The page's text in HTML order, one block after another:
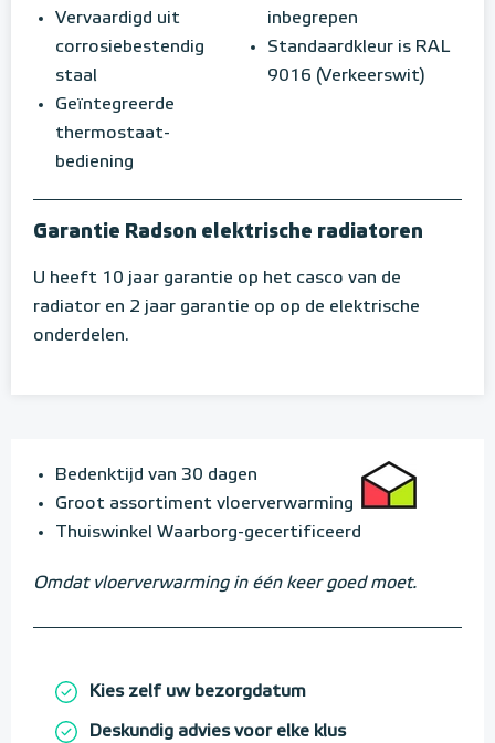
Vervaardigd uit
corrosiebestendig
staal
Geïntegreerde
thermostaat-
bediening
inbegrepen
Standaardkleur is RAL
9016 (Verkeerswit)
Garantie Radson elektrische radiatoren
U heeft 10 jaar garantie op het casco van de
radiator en 2 jaar garantie op op de elektrische
onderdelen.
Bedenktijd van 30 dagen
Groot assortiment vloerverwarming
Thuiswinkel Waarborg-gecertificeerd
Omdat vloerverwarming in één keer goed moet.
Kies zelf uw bezorgdatum
Deskundig advies voor elke klus